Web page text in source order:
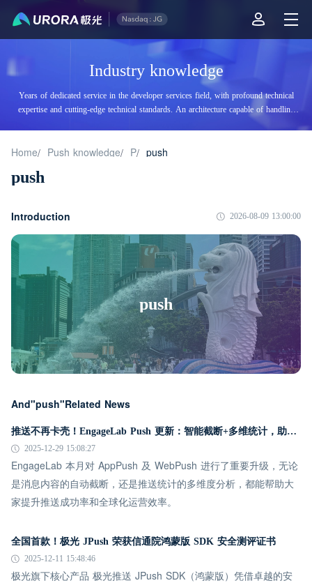
Industry knowledge
Years of dedicated service in the developer services field, with profound technical
expertise and cutting-edge technical standards. An architecture capable of handling
tens of billions of daily visits, supporting billions of high-concurrency accesses.
Home/ Push knowledge/ P/ push
push
Introduction 2026-08-09 13:00:00
push
And"push"Related News
推送不再卡壳！EngageLab Push 更新：智能截断+多维统计，助你转化翻倍
2025-12-29 15:08:27
EngageLab 本月对 AppPush 及 WebPush 进行了重要升级，无论
是消息内容的自动截断，还是推送统计的多维度分析，都能帮助大
家提升推送成功率和全球化运营效率。
全国首款！极光 JPush 荣获信通院鸿蒙版 SDK 安全测评证书
2025-12-11 15:48:46
极光旗下核心产品 极光推送 JPush SDK（鸿蒙版）凭借卓越的安